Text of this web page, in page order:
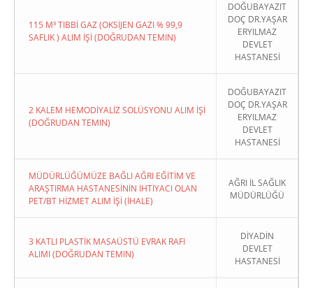
115 M³ TIBBİ GAZ (OKSİJEN GAZI % 99,9
SAFLIK ) ALIM İŞİ (DOĞRUDAN TEMIN)
DOĞUBAYAZIT
DOÇ DR.YAŞAR
ERYILMAZ
DEVLET
HASTANESİ
2 KALEM HEMODİYALİZ SOLÜSYONU ALIM İŞİ
(DOĞRUDAN TEMIN)
DOĞUBAYAZIT
DOÇ DR.YAŞAR
ERYILMAZ
DEVLET
HASTANESİ
MÜDÜRLÜĞÜMÜZE BAĞLI AĞRI EĞİTİM VE
ARAŞTIRMA HASTANESİNİN İHTİYACI OLAN
PET/BT HİZMET ALIM İŞİ (İHALE)
AĞRI İL SAĞLIK
MÜDÜRLÜĞÜ
3 KATLI PLASTİK MASAÜSTÜ EVRAK RAFI
ALIMI (DOĞRUDAN TEMIN)
DİYADİN
DEVLET
HASTANESİ